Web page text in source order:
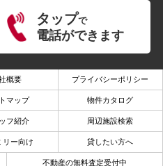
タップで
電話ができます
概要 プライバシーポリシー
マップ 物件カタログ
フ紹介 周辺施設検索
リー向け 貸したい方へ
不動産の無料査定受付中